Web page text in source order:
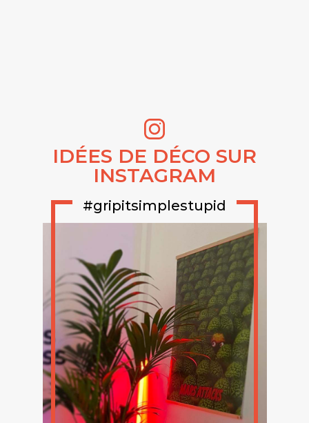
IDÉES DE DÉCO SUR
INSTAGRAM
#gripitsimplestupid